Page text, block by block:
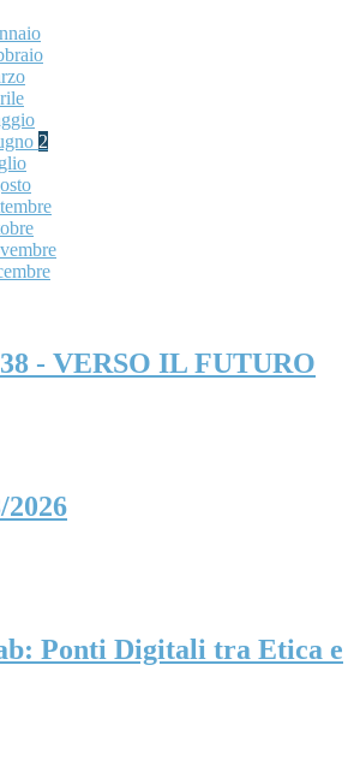
2
- VERSO IL FUTURO
Ponti Digitali tra Etica e